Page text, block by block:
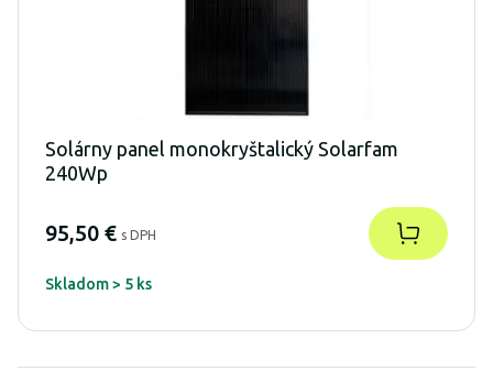
Solárny panel monokryštalický Solarfam
240Wp
95,50 € s DPH
Skladom > 5 ks